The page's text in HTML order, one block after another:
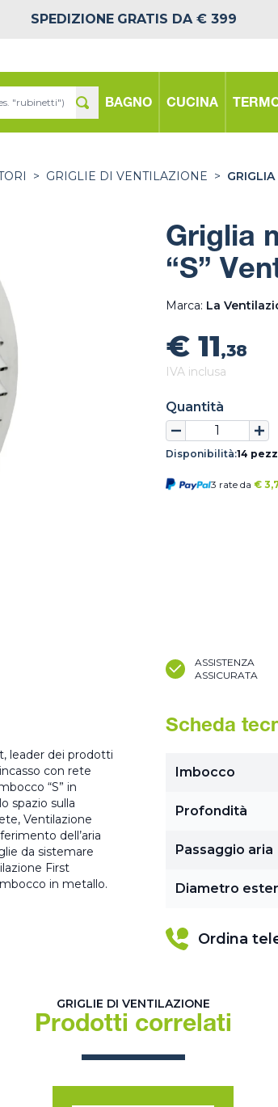
SPEDIZIONE GRATIS DA € 399
BAGNO CUCINA
> GRIGLIE DI VENTILAZIONE >
Griglia
“S”
Marca: La
€ 11,38
IVA inclusa
Quantità
Disponibilità:14
3 rate da €
ASSISTENZA
ASSICURATA
leader dei prodotti
con rete
“S” in
spazio sulla
Ventilazione
dell’aria
da sistemare
First
in metallo.
Scheda
Imbocco
Profondità
Passaggio aria
Diametro
Ordina
GRIGLIE DI VENTILAZIONE
Prodotti correlati